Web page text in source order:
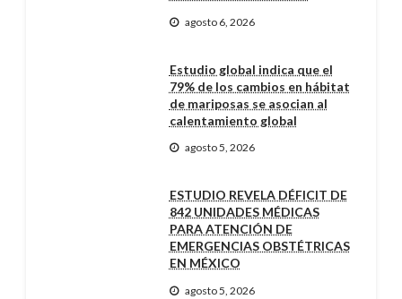
agosto 6, 2026
Estudio global indica que el
79% de los cambios en hábitat
de mariposas se asocian al
calentamiento global
agosto 5, 2026
ESTUDIO REVELA DÉFICIT DE
842 UNIDADES MÉDICAS
PARA ATENCIÓN DE
EMERGENCIAS OBSTÉTRICAS
EN MÉXICO
agosto 5, 2026